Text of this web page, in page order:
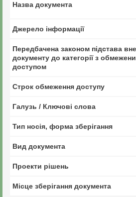
Назва документа
Джерело інформації
Передбачена законом підстава
документу до категорії з
доступом
Строк обмеження доступу
Галузь / Ключові слова
Тип носія, форма зберігання
Вид документа
Проекти рішень
Місце зберігання документа